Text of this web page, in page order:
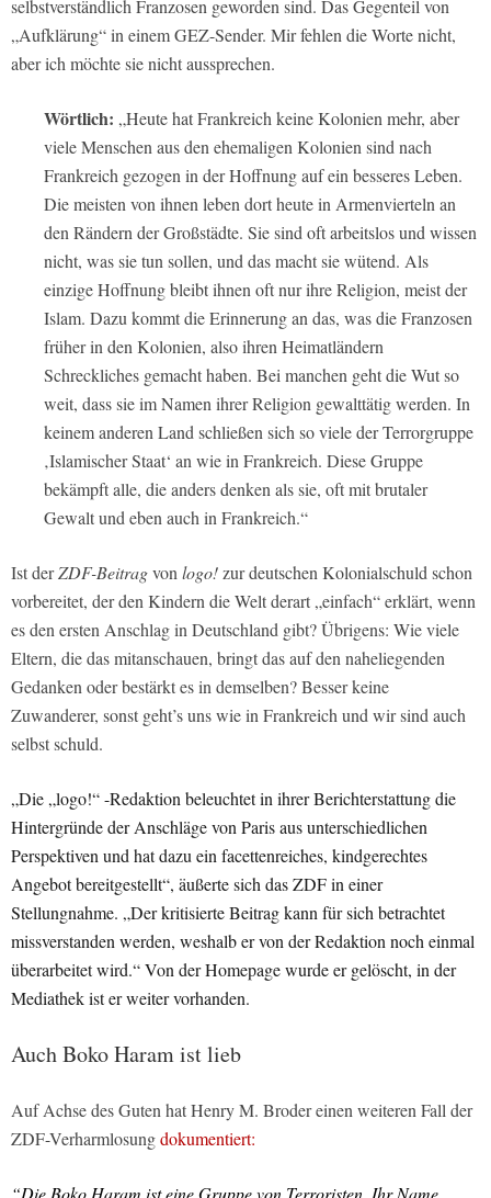
selbstverständlich Franzosen geworden sind. Das Gegenteil von
„Aufklärung“ in einem GEZ-Sender. Mir fehlen die Worte nicht,
aber ich möchte sie nicht aussprechen.
Wörtlich: „Heute hat Frankreich keine Kolonien mehr, aber
viele Menschen aus den ehemaligen Kolonien sind nach
Frankreich gezogen in der Hoffnung auf ein besseres Leben.
Die meisten von ihnen leben dort heute in Armenvierteln an
den Rändern der Großstädte. Sie sind oft arbeitslos und wissen
nicht, was sie tun sollen, und das macht sie wütend. Als
einzige Hoffnung bleibt ihnen oft nur ihre Religion, meist der
Islam. Dazu kommt die Erinnerung an das, was die Franzosen
früher in den Kolonien, also ihren Heimatländern
Schreckliches gemacht haben. Bei manchen geht die Wut so
weit, dass sie im Namen ihrer Religion gewalttätig werden. In
keinem anderen Land schließen sich so viele der Terrorgruppe
‚Islamischer Staat‘ an wie in Frankreich. Diese Gruppe
bekämpft alle, die anders denken als sie, oft mit brutaler
Gewalt und eben auch in Frankreich.“
Ist derZDF-Beitragvon logo!zur deutschen Kolonialschuld schon
vorbereitet, der den Kindern die Welt derart „einfach“ erklärt, wenn
es den ersten Anschlag in Deutschland gibt? Übrigens: Wie viele
Eltern, die das mitanschauen, bringt das auf den naheliegenden
Gedanken oder bestärkt es in demselben? Besser keine
Zuwanderer, sonst geht’s uns wie in Frankreich und wir sind auch
selbst schuld.
„Die „logo!“ -Redaktion beleuchtet in ihrer Berichterstattung die
Hintergründe der Anschläge von Paris aus unterschiedlichen
Perspektiven und hat dazu ein facettenreiches, kindgerechtes
Angebot bereitgestellt“, äußerte sich das ZDF in einer
Stellungnahme. „Der kritisierte Beitrag kann für sich betrachtet
missverstanden werden, weshalb er von der Redaktion noch einmal
überarbeitet wird.“ Von der Homepage wurde er gelöscht, in der
Mediathek ist er weiter vorhanden.
Auch Boko Haram ist lieb
Auf Achse des Guten hat Henry M. Broder einen weiteren Fall der
ZDF-Verharmlosungdokumentiert:
“Die Boko Haram ist eine Gruppe von Terroristen. Ihr Name